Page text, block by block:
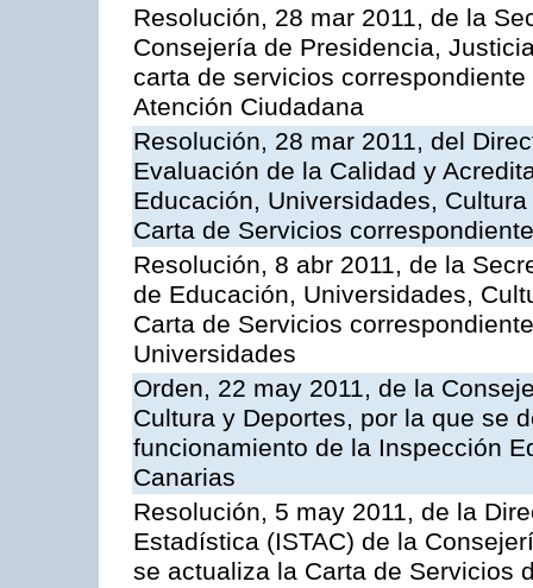
Resolución, 28 mar 2011, de la
Consejería de Presidencia,
carta de servicios
Atención Ciudadana
Resolución, 28 mar 2011, del
Evaluación de la Calidad y
Educación, Universidades,
Carta de Servicios
Resolución, 8 abr 2011, de la
de Educación, Universidades,
Carta de Servicios
Universidades
Orden, 22 may 2011, de la
Cultura y Deportes, por la que se
funcionamiento de la Inspección
Canarias
Resolución, 5 may 2011, de la
Estadística (ISTAC) de la
se actualiza la Carta de Servicios